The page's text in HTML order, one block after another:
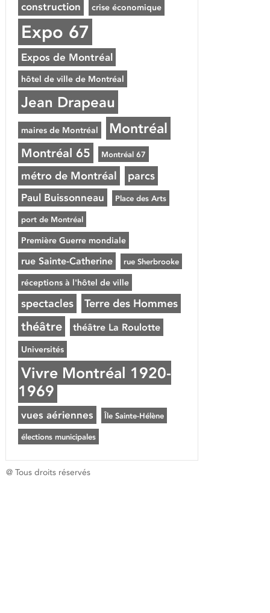
construction crise économique
Expo 67
Expos de Montréal
hôtel de ville de Montréal
Jean Drapeau
maires de Montréal Montréal
Montréal 65 Montréal 67
métro de Montréal parcs
Paul Buissonneau Place des Arts
port de Montréal
Première Guerre mondiale
rue Sainte-Catherine rue Sherbrooke
réceptions à l'hôtel de ville
spectacles Terre des Hommes
théâtre théâtre La Roulotte
Universités
Vivre Montréal 1920-
1969
vues aériennes Île Sainte-Hélène
élections municipales
@ Tous droits réservés